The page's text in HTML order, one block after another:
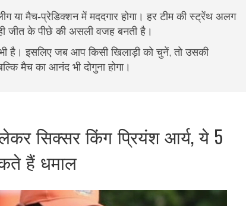
या मैच‑प्रेडिक्शन में मददगार होगा। हर टीम की स्ट्रेंथ अलग
जीत के पीछे की असली वजह बनती है।
है। इसलिए जब आप किसी खिलाड़ी को चुनें, तो उसकी
मैच का आनंद भी दोगुना होगा।
सिक्सर किंग प्रियंश आर्य, ये 5
हैं धमाल